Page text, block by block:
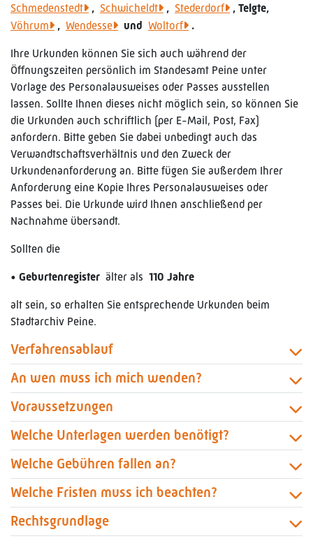
Schmedenstedt
, Schwicheldt , Stederdorf
, Telgte,
Vöhrum
, Wendesse und Woltorf .
Ihre Urkunden können Sie sich auch während der
Öffnungszeiten persönlich im Standesamt Peine unter
Vorlage des Personalausweises oder Passes ausstellen
lassen. Sollte Ihnen dieses nicht möglich sein, so können Sie
die Urkunden auch schriftlich (per E-Mail, Post, Fax)
anfordern. Bitte geben Sie dabei unbedingt auch das
Verwandtschaftsverhältnis und den Zweck der
Urkundenanforderung an. Bitte fügen Sie außerdem Ihrer
Anforderung eine Kopie Ihres Personalausweises oder
Passes bei. Die Urkunde wird Ihnen anschließend per
Nachnahme übersandt.
Sollten die
• Geburtenregister älter als 110 Jahre
alt sein, so erhalten Sie entsprechende Urkunden beim
Stadtarchiv Peine.
Verfahrensablauf
An wen muss ich mich wenden?
Voraussetzungen
Welche Unterlagen werden benötigt?
Welche Gebühren fallen an?
Welche Fristen muss ich beachten?
Rechtsgrundlage